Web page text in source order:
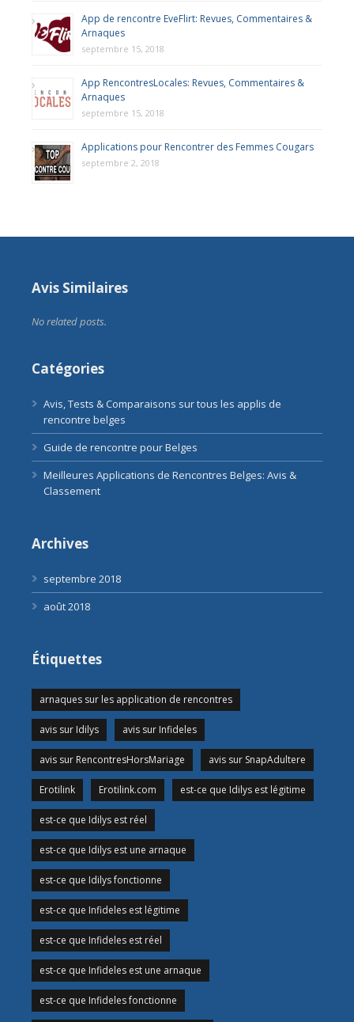
App de rencontre EveFlirt: Revues, Commentaires &
Arnaques
septembre 15, 2018
App RencontresLocales: Revues, Commentaires &
Arnaques
septembre 15, 2018
Applications pour Rencontrer des Femmes Cougars
septembre 2, 2018
Avis Similaires
No related posts.
Catégories
Avis, Tests & Comparaisons sur tous les applis de
rencontre belges
Guide de rencontre pour Belges
Meilleures Applications de Rencontres Belges: Avis &
Classement
Archives
septembre 2018
août 2018
Étiquettes
arnaques sur les application de rencontres
avis sur Idilys avis sur Infideles
avis sur RencontresHorsMariage avis sur SnapAdultere
Erotilink Erotilink.com est-ce que Idilys est légitime
est-ce que Idilys est réel
est-ce que Idilys est une arnaque
est-ce que Idilys fonctionne
est-ce que Infideles est légitime
est-ce que Infideles est réel
est-ce que Infideles est une arnaque
est-ce que Infideles fonctionne